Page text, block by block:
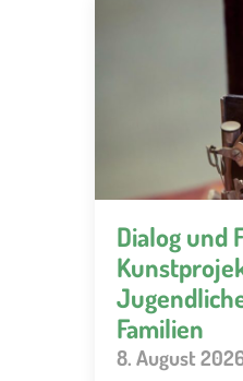
Dialog und
Familien
8. August